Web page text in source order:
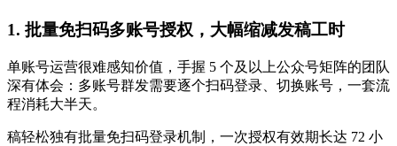
1. 批量免扫码多账号授权，大幅缩减发稿工时
单账号运营很难感知价值，手握 5 个及以上公众号矩阵的团队
深有体会：多账号群发需要逐个扫码登录、切换账号，一套流
程消耗大半天。
稿轻松独有批量免扫码登录机制，一次授权有效期长达 72 小